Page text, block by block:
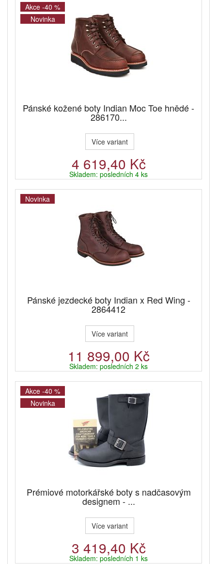
Akce -40 %
Novinka
Pánské kožené boty Indian Moc Toe hnědé -
286170...
Více variant
4 619,40 Kč
Skladem: posledních 4 ks
Novinka
Pánské jezdecké boty Indian x Red Wing -
2864412
Více variant
11 899,00 Kč
Skladem: posledních 2 ks
Akce -40 %
Novinka
Prémiové motorkářské boty s nadčasovým
designem - ...
Více variant
3 419,40 Kč
Skladem: posledních 1 ks